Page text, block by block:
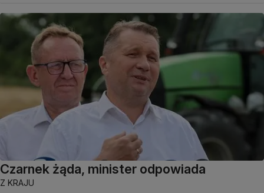
Czarnek żąda, minister odpowiada
Z KRAJU